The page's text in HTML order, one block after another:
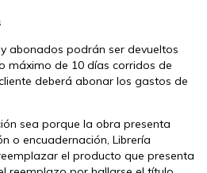
abonados podrán ser devueltos
máximo de 10 días corridos de
deberá abonar los gastos de
sea porque la obra presenta
o encuadernación, Librería
el producto que presenta